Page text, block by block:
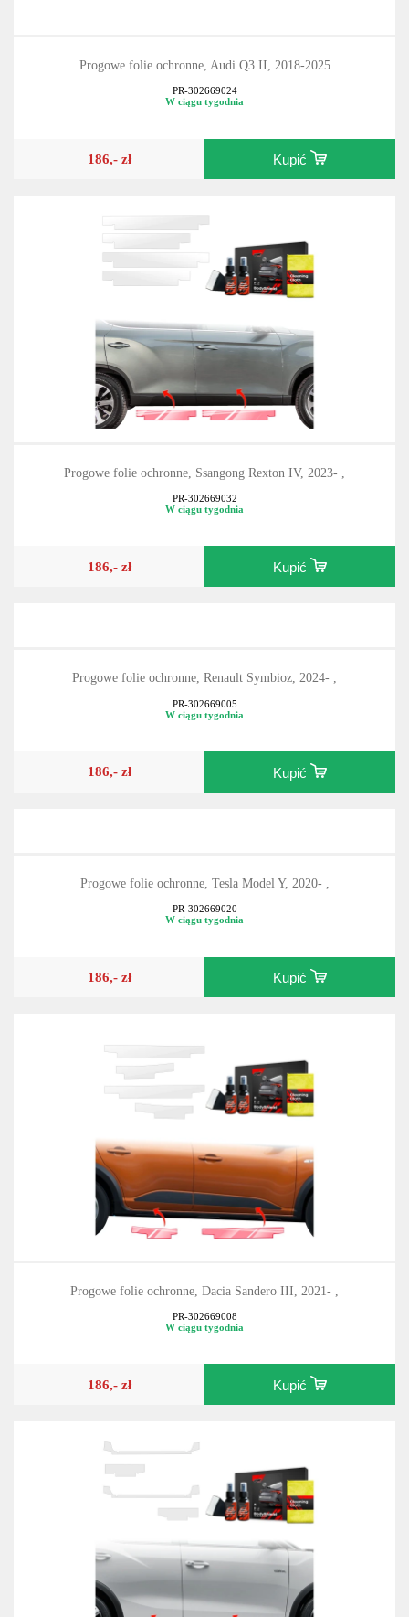
Progowe folie ochronne, Audi Q3 II, 2018-2025
PR-302669024
W ciągu tygodnia
186,- zł Kupić
Progowe folie ochronne, Ssangong Rexton IV, 2023- ,
PR-302669032
W ciągu tygodnia
186,- zł Kupić
Progowe folie ochronne, Renault Symbioz, 2024- ,
PR-302669005
W ciągu tygodnia
186,- zł Kupić
Progowe folie ochronne, Tesla Model Y, 2020- ,
PR-302669020
W ciągu tygodnia
186,- zł Kupić
Progowe folie ochronne, Dacia Sandero III, 2021- ,
PR-302669008
W ciągu tygodnia
186,- zł Kupić